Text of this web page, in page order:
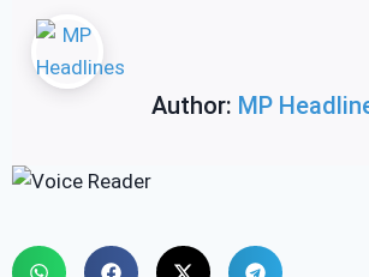
Author: MP